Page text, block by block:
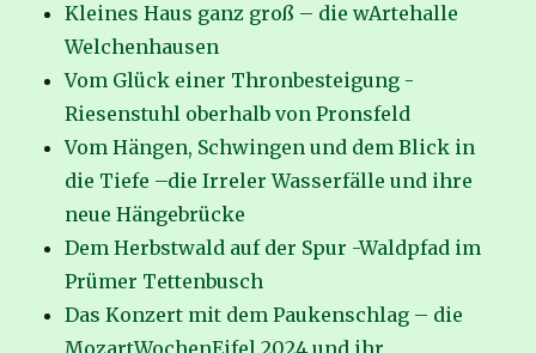
Kleines Haus ganz groß – die wArtehalle
Welchenhausen
Vom Glück einer Thronbesteigung -
Riesenstuhl oberhalb von Pronsfeld
Vom Hängen, Schwingen und dem Blick in
die Tiefe –die Irreler Wasserfälle und ihre
neue Hängebrücke
Dem Herbstwald auf der Spur -Waldpfad im
Prümer Tettenbusch
Das Konzert mit dem Paukenschlag – die